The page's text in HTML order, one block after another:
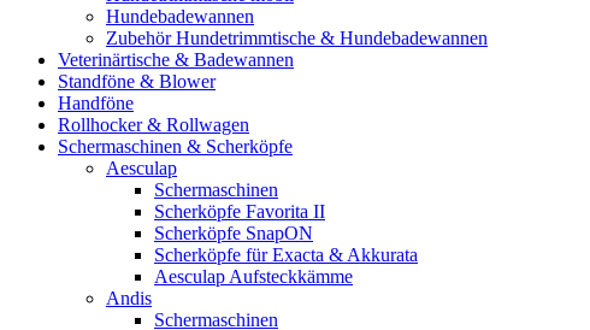
Hundebadewannen
Zubehör Hundetrimmtische & Hundebadewannen
Veterinärtische & Badewannen
Standföne & Blower
Handföne
Rollhocker & Rollwagen
Schermaschinen & Scherköpfe
Aesculap
Schermaschinen
Scherköpfe Favorita II
Scherköpfe SnapON
Scherköpfe für Exacta & Akkurata
Aesculap Aufsteckkämme
Andis
Schermaschinen